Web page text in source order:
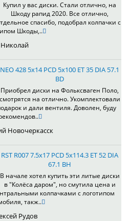
Купил у вас диски. Стали отлично, на
Шкоду рапид 2020. Все отлично,
спасибо, подобрал колпачки с
Шкоды,..
Николай
NEO 428 5x14 PCD 5x100 ET 35 DIA 57.1
BD
Приобрел диски на Фольксваген Поло,
смотрятся на отлично. Укомплектовали
и дали вентиля. Доволен, буду
Новочеркасск
RST R007 7.5x17 PCD 5x114.3 ET 52 DIA
67.1 BH
В начале хотел купить эти литые диски
в "Колёса даром", но смутила цена и
колпачками с логотипом
такж..
Рудов